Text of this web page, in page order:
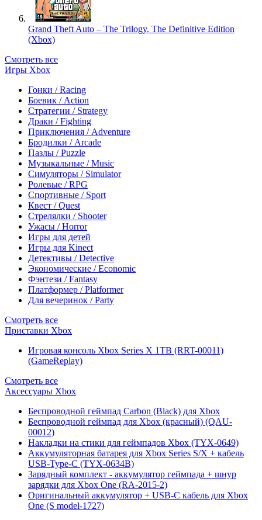
Grand Theft Auto – The Trilogy. The Definitive Edition
(Xbox)
Смотреть все
Игры Xbox
Гонки / Racing
Боевик / Action
Стратегии / Strategy
Драки / Fighting
Приключения / Adventure
Бродилки / Arcade
Пазлы / Puzzle
Музыкальные / Music
Симуляторы / Simulator
Ролевые / RPG
Спортивные / Sport
Квест / Quest
Стрелялки / Shooter
Ужасы / Horror
Игры для детей
Игры для Kinect
Детективы / Detective
Экономические / Economic
Фэнтези / Fantasy
Платформер / Platformer
Для вечеринок / Party
Смотреть все
Приставки Xbox
Игровая консоль Xbox Series X 1TB (RRT-00011)
(GameReplay)
Смотреть все
Аксессуары Xbox
Беспроводной геймпад Carbon (Black) для Xbox
Беспроводной геймпад для Xbox (красный) (QAU-
00012)
Накладки на стики для геймпадов Xbox (TYX-0649)
Аккумуляторная батарея для Xbox Series S/X + кабель
USB-Type-C (TYX-0634B)
Зарядный комплект - аккумулятор геймпада + шнур
зарядки для Xbox One (RA-2015-2)
Оригинальный аккумулятор + USB-C кабель для Xbox
One (S model-1727)